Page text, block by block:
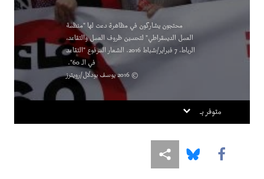
When Exposing Abusers Is Not Enough
محتجون يشاركون في مظاهرة دعت لها "منظمة
العمل الديمقراطي" لتحسين ظروف العمل والتقاعد،
الرباط، 7 فبراير/شباط 2016. الشعار المرفوع "التقاعد
في الـ 60".
© 2016 يوسف بودلال/رويترز
متوفر بـ
Share this via Facebook
Share this via Bluesky
Share this via مشاركة